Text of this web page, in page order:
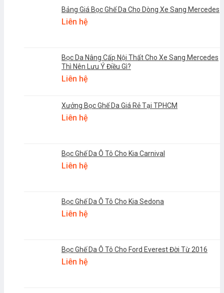
Bảng Giá Bọc Ghế Da Cho Dòng Xe Sang Mercedes
Liên hệ
Bọc Da Nâng Cấp Nội Thất Cho Xe Sang Mercedes
Thì Nên Lưu Ý Điều Gì?
Liên hệ
Xưởng Bọc Ghế Da Giá Rẻ Tại TPHCM
Liên hệ
Bọc Ghế Da Ô Tô Cho Kia Carnival
Liên hệ
Bọc Ghế Da Ô Tô Cho Kia Sedona
Liên hệ
Bọc Ghế Da Ô Tô Cho Ford Everest Đời Từ 2016
Liên hệ